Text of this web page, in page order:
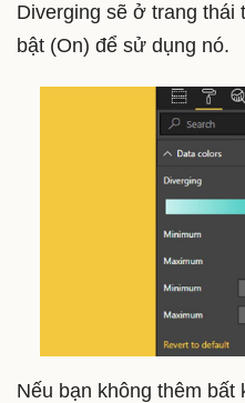
Diverging sẽ ở trang thái
bật (On) để sử dụng nó.
Nếu bạn không thêm